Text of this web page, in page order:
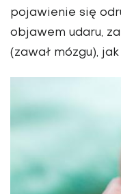
pojawienie się
objawem udaru,
(zawał mózgu),